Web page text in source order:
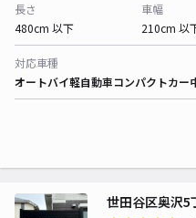
長さ
480cm 以下
車幅
210cm 以
対応車種
オートバイ軽自動車コンパクトカー
世田谷区奥沢